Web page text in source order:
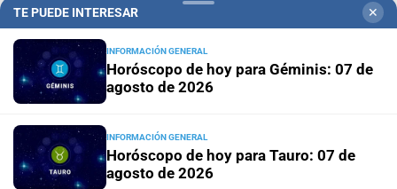
En Asociación con:
TE PUEDE INTERESAR ✕
INFORMACIÓN GENERAL
Horóscopo de hoy para Géminis: 07 de
agosto de 2026
INFORMACIÓN GENERAL
Horóscopo de hoy para Tauro: 07 de
agosto de 2026